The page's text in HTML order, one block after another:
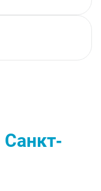
Санкт-